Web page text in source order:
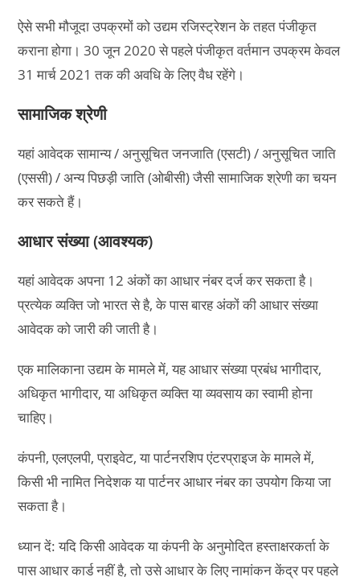
ऐसे सभी मौजूदा उपक्रमों को उद्यम रजिस्ट्रेशन के तहत पंजीकृत
कराना होगा। 30 जून 2020 से पहले पंजीकृत वर्तमान उपक्रम केवल
31 मार्च 2021 तक की अवधि के लिए वैध रहेंगे।
सामाजिक श्रेणी
यहां आवेदक सामान्य / अनुसूचित जनजाति (एसटी) / अनुसूचित जाति
(एससी) / अन्य पिछड़ी जाति (ओबीसी) जैसी सामाजिक श्रेणी का चयन
कर सकते हैं।
आधार संख्या (आवश्यक)
यहां आवेदक अपना 12 अंकों का आधार नंबर दर्ज कर सकता है।
प्रत्येक व्यक्ति जो भारत से है, के पास बारह अंकों की आधार संख्या
आवेदक को जारी की जाती है।
एक मालिकाना उद्यम के मामले में, यह आधार संख्या प्रबंध भागीदार,
अधिकृत भागीदार, या अधिकृत व्यक्ति या व्यवसाय का स्वामी होना
चाहिए।
कंपनी, एलएलपी, प्राइवेट, या पार्टनरशिप एंटरप्राइज के मामले में,
किसी भी नामित निदेशक या पार्टनर आधार नंबर का उपयोग किया जा
सकता है।
ध्यान दें: यदि किसी आवेदक या कंपनी के अनुमोदित हस्ताक्षरकर्ता के
पास आधार कार्ड नहीं है, तो उसे आधार के लिए नामांकन केंद्र पर पहले